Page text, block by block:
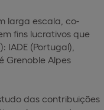
larga escala, co-
fins lucrativos que
IADE (Portugal),
Grenoble Alpes
das contribuições